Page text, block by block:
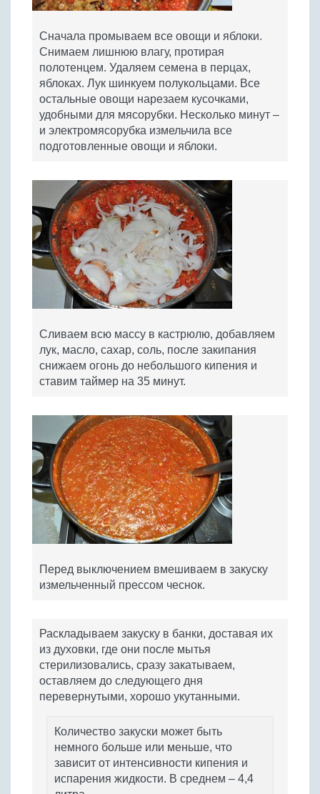
Сначала промываем все овощи и яблоки.
Снимаем лишнюю влагу, протирая
полотенцем. Удаляем семена в перцах,
яблоках. Лук шинкуем полукольцами. Все
остальные овощи нарезаем кусочками,
удобными для мясорубки. Несколько минут –
и электромясорубка измельчила все
подготовленные овощи и яблоки.
Сливаем всю массу в кастрюлю, добавляем
лук, масло, сахар, соль, после закипания
снижаем огонь до небольшого кипения и
ставим таймер на 35 минут.
Перед выключением вмешиваем в закуску
измельченный прессом чеснок.
Раскладываем закуску в банки, доставая их
из духовки, где они после мытья
стерилизовались, сразу закатываем,
оставляем до следующего дня
перевернутыми, хорошо укутанными.
Количество закуски может быть
немного больше или меньше, что
зависит от интенсивности кипения и
испарения жидкости. В среднем – 4,4